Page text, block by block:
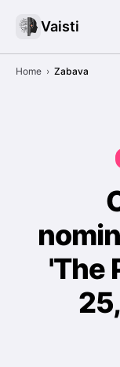
Vaisti
Home › Zabava
'The